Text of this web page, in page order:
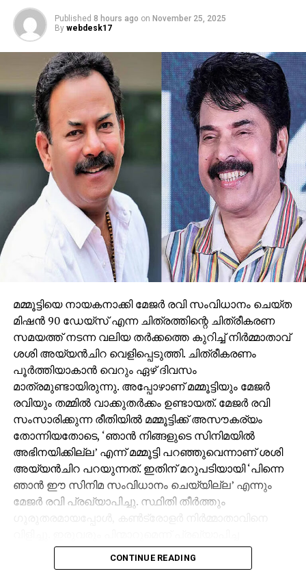
Published 8 hours ago on November 25, 2025
By webdesk17
മമ്മൂട്ടിയെ നായകനാക്കി മേജര്‍ രവി സംവിധാനം ചെയ്ത
മിഷന്‍ 90 ഡേയ്‌സ് എന്ന ചിത്രത്തിന്റെ ചിത്രീകരണ
സമയത്ത് നടന്ന വലിയ തര്‍ക്കത്തെ കുറിച്ച് നിര്‍മ്മാതാവ്
ശശി അയ്യന്‍ചിറ വെളിപ്പെടുത്തി. ചിത്രീകരണം
പൂര്‍ത്തിയാകാന്‍ വെറും ഏഴ് ദിവസം
മാത്രമുണ്ടായിരുന്നു. അപ്പോഴാണ് മമ്മൂട്ടിയും മേജര്‍
രവിയും തമ്മില്‍ വാക്കുതര്‍ക്കം ഉണ്ടായത്. മേജര്‍ രവി
സംസാരിക്കുന്ന രീതിയില്‍ മമ്മൂട്ടിക്ക് അസൗകര്യം
തോന്നിയതോടെ, ‘ഞാന്‍ നിങ്ങളുടെ സിനിമയില്‍
അഭിനയിക്കില്ല’ എന്ന് മമ്മൂട്ടി പറഞ്ഞുവെന്നാണ് ശശി
അയ്യന്‍ചിറ പറയുന്നത്. ഇതിന് മറുപടിയായി ‘പിന്നെ
ഞാന്‍ ഈ സിനിമ സംവിധാനം ചെയ്യില്ല’ എന്നും
മേജര്‍ രവി പ്രഖ്യാപിച്ചു. സ്ഥിതി തീര്‍ത്തും
സാഹചര്യത്തില്‍ ശശി അയ്യന്‍ചിറ ശാന്തമായി,
‘മമ്മൂക്ക അഭിനയിക്കണ്ട, മേജര്‍ സാര്‍ സംവിധാനം
CONTINUE READING